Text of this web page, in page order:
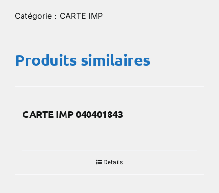
Catégorie : CARTE IMP
Produits similaires
CARTE IMP 040401843
Details